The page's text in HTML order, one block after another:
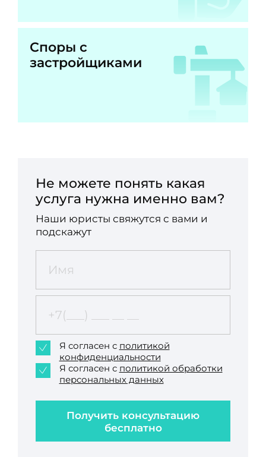
Споры с
застройщиками
Не можете понять какая
услуга нужна именно вам?
Наши юристы свяжутся с вами и
подскажут
Получить консультацию
бесплатно
Я согласен с политикой
конфиденциальности
Я согласен с политикой обработки
персональных данных